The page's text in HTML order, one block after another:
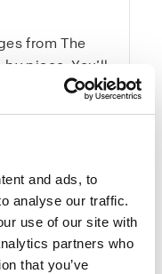
and ads, to
analyse our traffic.
use of our site with
partners who
that you’ve
from The
piece. You’ll
explore
every
to elevate
and
final image.
$199